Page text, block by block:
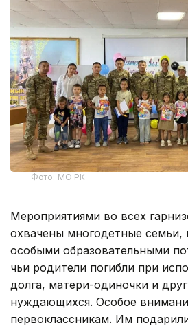
Фото: МО РК
Мероприятиями во всех
охвачены многодетные семьи,
особыми образовательными
чьи родители погибли при
долга, матери-одиночки и
нуждающихся. Особое
первоклассникам. Им